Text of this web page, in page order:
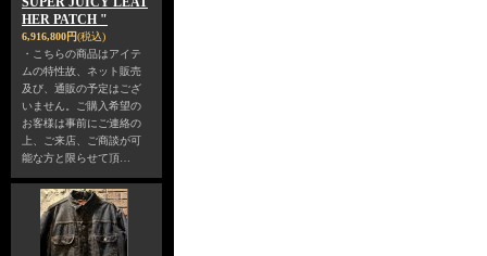
HER PATCH "
6,916,800円(税込)
・こちらの商品はアイテ
ムの特性故、ネット販売
及び、通販の予定はござ
いません。ご購入希望の
お客様は事前にご連絡の
上、ご来店、ご商談が可
能な方と限らせて頂…